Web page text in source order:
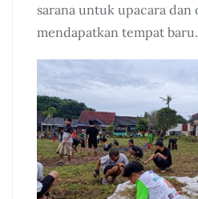
sarana untuk upacara dan
mendapatkan tempat baru.